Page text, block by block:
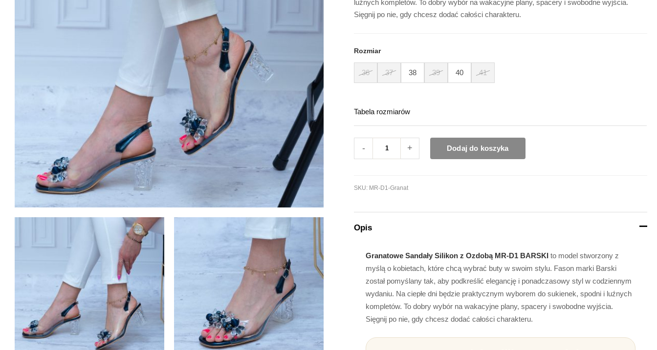
luźnych kompletów. To dobry wybór na wakacyjne plany, spacery i swobodne wyjścia.
Sięgnij po nie, gdy chcesz dodać całości charakteru.
Rozmiar
36 37 38 39 40 41
Tabela rozmiarów
- + Dodaj do koszyka
SKU: MR-D1-Granat
Opis
Granatowe Sandały Silikon z Ozdobą MR-D1 BARSKI to model stworzony z
myślą o kobietach, które chcą wybrać buty w swoim stylu. Fason marki Barski
został pomyślany tak, aby podkreślić elegancję i ponadczasowy styl w codziennym
wydaniu. Na ciepłe dni będzie praktycznym wyborem do sukienek, spodni i luźnych
kompletów. To dobry wybór na wakacyjne plany, spacery i swobodne wyjścia.
Sięgnij po nie, gdy chcesz dodać całości charakteru.